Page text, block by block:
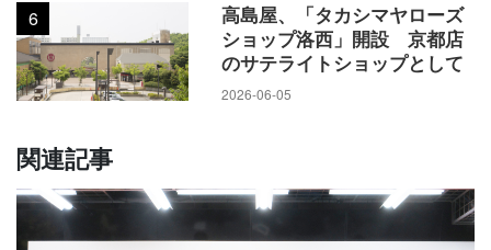
6
高島屋、「タカシマヤローズ
ショップ洛西」開設 京都店
のサテライトショップとして
2026-06-05
関連記事